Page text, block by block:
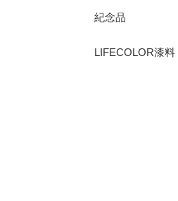
紀念品
LIFECOLOR漆料